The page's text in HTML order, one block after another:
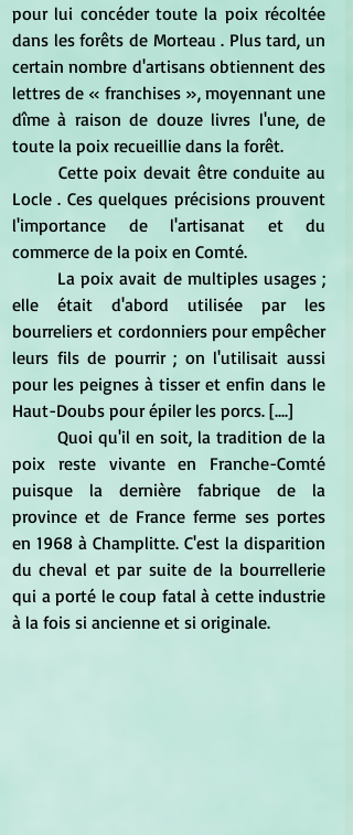
pour lui concéder toute la poix récoltée
dans les forêts de Morteau . Plus tard, un
certain nombre d'artisans obtiennent des
lettres de « franchises », moyennant une
dîme à raison de douze livres l'une, de
toute la poix recueillie dans la forêt.
Locle . Ces quelques précisions prouvent
l'importance de l'artisanat et du
commerce de la poix en Comté.
elle était d'abord utilisée par les
bourreliers et cordonniers pour empêcher
leurs fils de pourrir ; on l'utilisait aussi
pour les peignes à tisser et enfin dans le
Haut-Doubs pour épiler les porcs. [....]
poix reste vivante en Franche-Comté
puisque la dernière fabrique de la
province et de France ferme ses portes
en 1968 à Champlitte. C'est la disparition
du cheval et par suite de la bourrellerie
qui a porté le coup fatal à cette industrie
à la fois si ancienne et si originale.